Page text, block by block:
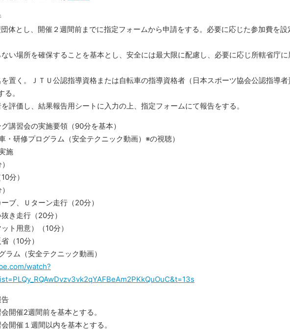
体とし、開催２週間前までに指定フォームから申請をする。必要に応じた参加費を設
い場所を確保することを基本とし、安全には最大限に配慮し、必要に応じ所轄省庁に
置く。ＪＴＵ公認指導資格または自転車の指導資格者（日本スポーツ協会公認指導者
。
評価し、結果報告用シートに入力の上、指定フォームにて報告をする。
グ講習会の実施要領（90分を基本）
・研修プログラム（安全テクニック動画）※の視聴）
施
分）
ブ、Ｕターン走行（20分）
き走行（20分）
ト用意）（10分）
（10分）
ラム（安全テクニック動画）
watch?
告
開催2週間前を基本とする。
開催１週間以内を基本とする。